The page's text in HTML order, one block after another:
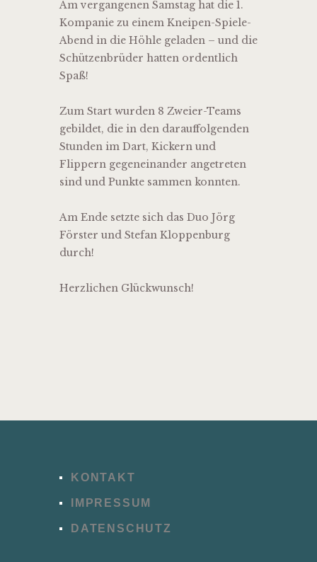
Am vergangenen Samstag hat die 1.
Kompanie zu einem Kneipen-Spiele-
Abend in die Höhle geladen – und die
Schützenbrüder hatten ordentlich
Spaß!
Zum Start wurden 8 Zweier-Teams
gebildet, die in den darauffolgenden
Stunden im Dart, Kickern und
Flippern gegeneinander angetreten
sind und Punkte sammen konnten.
Am Ende setzte sich das Duo Jörg
Förster und Stefan Kloppenburg
durch!
Herzlichen Glückwunsch!
KONTAKT
IMPRESSUM
DATENSCHUTZ